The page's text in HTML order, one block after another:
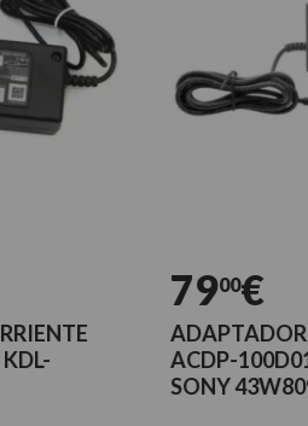
00€
ADAPTADOR DE
ACDP-100D01
SONY 43W809C